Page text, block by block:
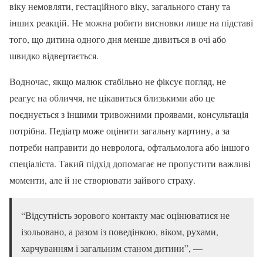
віку немовляти, гестаційного віку, загального стану та
інших реакцій. Не можна робити висновки лише на підставі
того, що дитина одного дня менше дивиться в очі або
швидко відвертається.
Водночас, якщо малюк стабільно не фіксує погляд, не
реагує на обличчя, не цікавиться близькими або це
поєднується з іншими тривожними проявами, консультація
потрібна. Педіатр може оцінити загальну картину, а за
потреби направити до невролога, офтальмолога або іншого
спеціаліста. Такий підхід допомагає не пропустити важливі
моменти, але й не створювати зайвого страху.
“Відсутність зорового контакту має оцінюватися не
ізольовано, а разом із поведінкою, віком, рухами,
харчуванням і загальним станом дитини”, —